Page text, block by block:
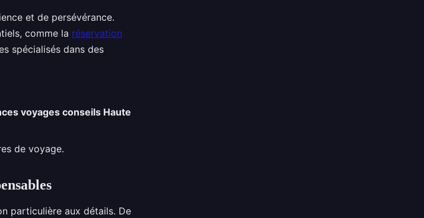
et de persévérance.
comme la réservation
spécialisés dans des
voyages conseils Haute
de voyage.
particulière aux détails. De